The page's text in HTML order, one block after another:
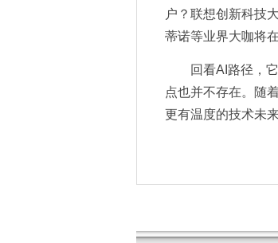
户？联想创新科技
蒂诺等业界大咖将
回看AI路径，
点也并不存在。随
更有温度的技术未来